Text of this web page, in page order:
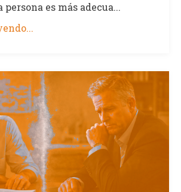
persona es más adecua...